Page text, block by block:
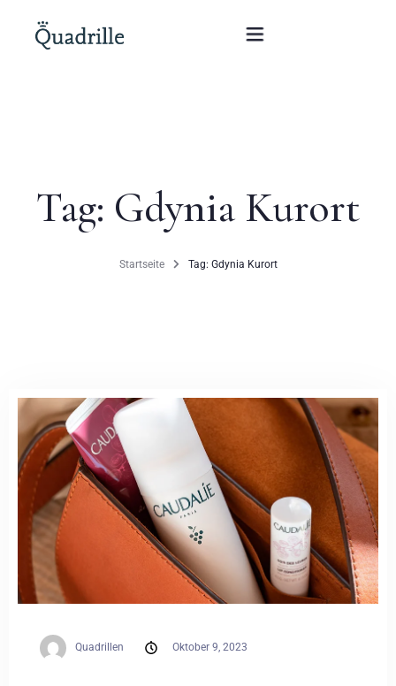
Zimmer
Pakete
Hochzeiten
Kontakt
PL
Tag: Gdynia Kurort
Startseite Tag: Gdynia Kurort
Quadrillen Oktober 9, 2023